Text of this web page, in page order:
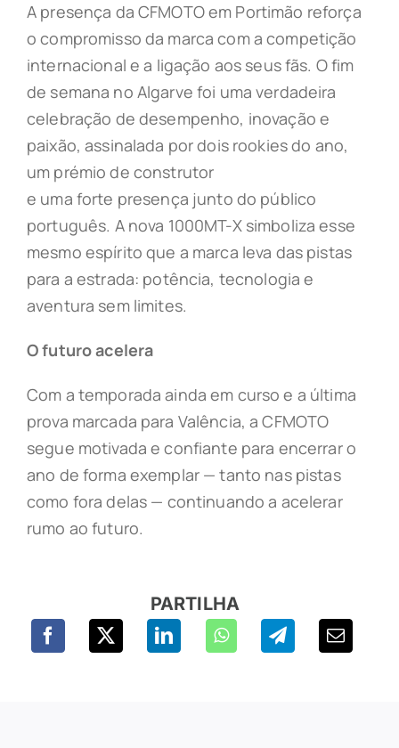
A presença da CFMOTO em Portimão reforça
o compromisso da marca com a competição
internacional e a ligação aos seus fãs. O fim
de semana no Algarve foi uma verdadeira
celebração de desempenho, inovação e
paixão, assinalada por dois rookies do ano,
um prémio de construtor
e uma forte presença junto do público
português. A nova 1000MT-X simboliza esse
mesmo espírito que a marca leva das pistas
para a estrada: potência, tecnologia e
aventura sem limites.
O futuro acelera
Com a temporada ainda em curso e a última
prova marcada para Valência, a CFMOTO
segue motivada e confiante para encerrar o
ano de forma exemplar — tanto nas pistas
como fora delas — continuando a acelerar
rumo ao futuro.
PARTILHA